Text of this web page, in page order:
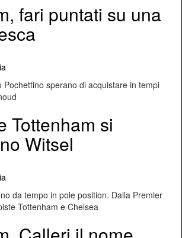
fari puntati su una
Pochettino sperano di acquistare in tempi
Tottenham si
Witsel
da tempo in pole position. Dalla Premier
Tottenham e Chelsea